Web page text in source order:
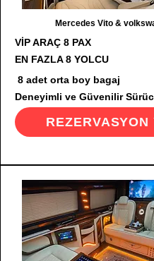
Mercedes Vito &
VİP ARAÇ 8 PAX
EN FAZLA 8 YOLCU
8 adet orta boy bagaj
Deneyimli ve Güvenilir
REZERVASYON